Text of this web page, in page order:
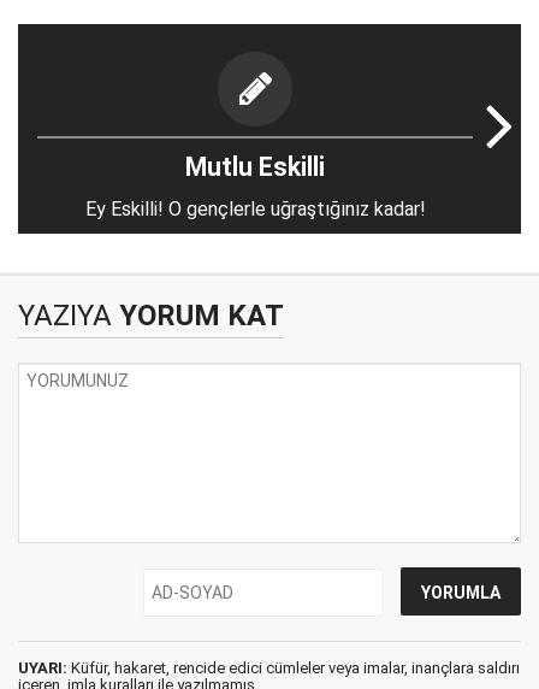
Mutlu Eskilli
Ey Eskilli! O gençlerle uğraştığınız kadar!
YAZIYA YORUM KAT
UYARI: Küfür, hakaret, rencide edici cümleler veya imalar, inançlara saldırı
içeren, imla kuralları ile yazılmamış,